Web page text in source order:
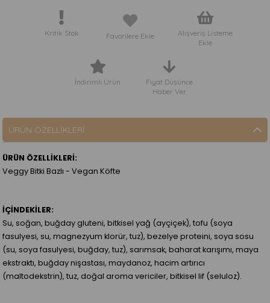
Kritik Stok Favorilere Ekle
Alışveriş Listeme
Ekle
İndirimli Ürün
Fiyat Düşünce
Haber Ver
ÜRÜN ÖZELLIKLERI
ÜRÜN ÖZELLİKLERİ:
Veggy Bitki Bazlı - Vegan Köfte
İÇİNDEKİLER:
Su, soğan, buğday gluteni, bitkisel yağ (ayçiçek), tofu (soya
fasulyesi, su, magnezyum klorür, tuz), bezelye proteini, soya sosu
(su, soya fasulyesi, buğday, tuz), sarımsak, baharat karışımı, maya
ekstraktı, buğday nişastası, maydanoz, hacim artırıcı
(maltodekstrin), tuz, doğal aroma vericiler, bitkisel lif (seluloz).